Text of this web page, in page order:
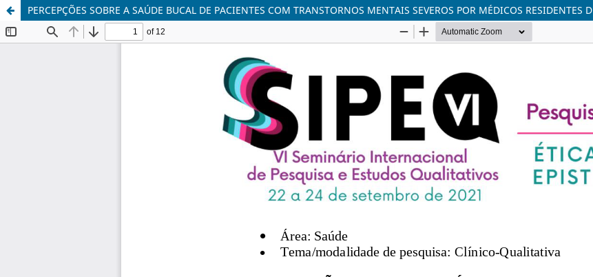
PERCEPÇÕES SOBRE A SAÚDE BUCAL DE PACIENTES COM TRANSTORNOS MENTAIS SEVEROS POR MÉDICOS RESIDENTES D